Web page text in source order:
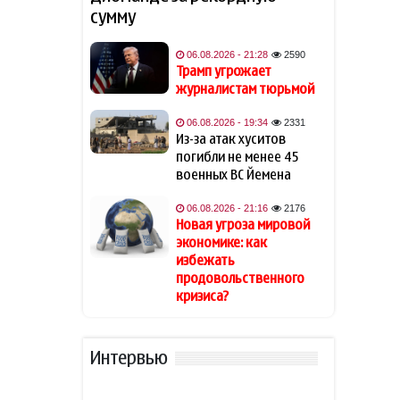
экзамена на выявление
способностей по
специальности
«Журналистика»
15:52
Трамп заявил, что может
стать последним
президентом-
15:37
Лукашенко рассказал о
своей ностальгии по
временам СССР
сумму
06.08.2026 - 21:28 2590
Трамп угрожает
журналистам тюрьмой
06.08.2026 - 19:34 2331
Из-за атак хуситов
погибли не менее 45
военных ВС Йемена
06.08.2026 - 21:16 2176
Новая угроза мировой
экономике: как
избежать
продовольственного
кризиса?
Интервью